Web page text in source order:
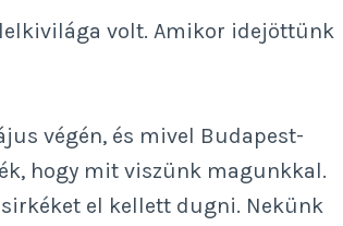
volt. Amikor idejöttünk
végén, és mivel Budapest-
hogy mit viszünk magunkkal.
el kellett dugni. Nekünk